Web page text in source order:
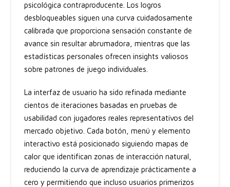
psicológica contraproducente. Los logros
desbloqueables siguen una curva cuidadosamente
calibrada que proporciona sensación constante de
avance sin resultar abrumadora, mientras que las
estadísticas personales ofrecen insights valiosos
sobre patrones de juego individuales.
La interfaz de usuario ha sido refinada mediante
cientos de iteraciones basadas en pruebas de
usabilidad con jugadores reales representativos del
mercado objetivo. Cada botón, menú y elemento
interactivo está posicionado siguiendo mapas de
calor que identifican zonas de interacción natural,
reduciendo la curva de aprendizaje prácticamente a
cero y permitiendo que incluso usuarios primerizos